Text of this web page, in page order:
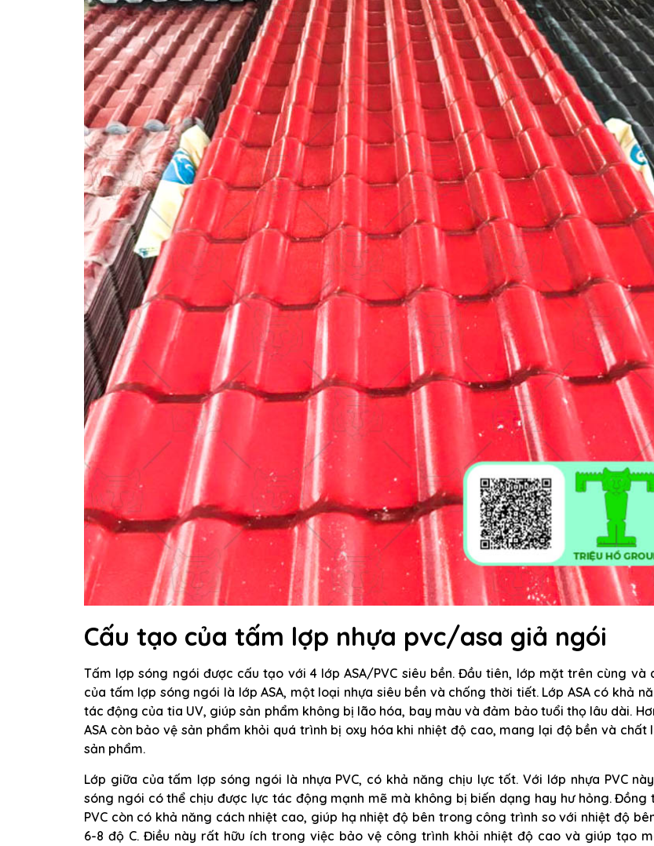
Cấu tạo của tấm lợp nhựa pvc/asa giả ngói
Tấm lợp sóng ngói được cấu tạo với 4 lớp ASA/PVC siêu bền. Đầu tiên, lớp mặt trên cùng và
của tấm lợp sóng ngói là lớp ASA, một loại nhựa siêu bền và chống thời tiết. Lớp ASA có khả
tác động của tia UV, giúp sản phẩm không bị lão hóa, bay màu và đảm bảo tuổi thọ lâu dài.
ASA còn bảo vệ sản phẩm khỏi quá trình bị oxy hóa khi nhiệt độ cao, mang lại độ bền và chất
sản phẩm.
Lớp giữa của tấm lợp sóng ngói là nhựa PVC, có khả năng chịu lực tốt. Với lớp nhựa PVC
sóng ngói có thể chịu được lực tác động mạnh mẽ mà không bị biến dạng hay hư hỏng. Đồng
PVC còn có khả năng cách nhiệt cao, giúp hạ nhiệt độ bên trong công trình so với nhiệt độ
6-8 độ C. Điều này rất hữu ích trong việc bảo vệ công trình khỏi nhiệt độ cao và giúp tạo